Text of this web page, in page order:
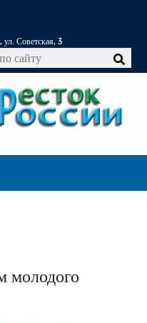
ул. Советская, 3
молодого